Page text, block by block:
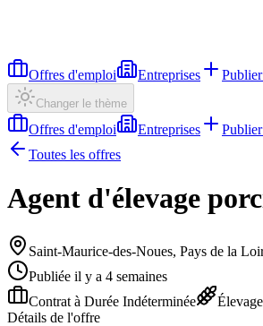
Offres d'emploi Entreprises
Changer le thème
Offres d'emploi Entreprises
Toutes les offres
Agent d'élevage
Saint-Maurice-des-Noues, Pays de la
Publiée il y a 4 semaines
Contrat à Durée Indéterminée
Élevage
Détails de l'offre